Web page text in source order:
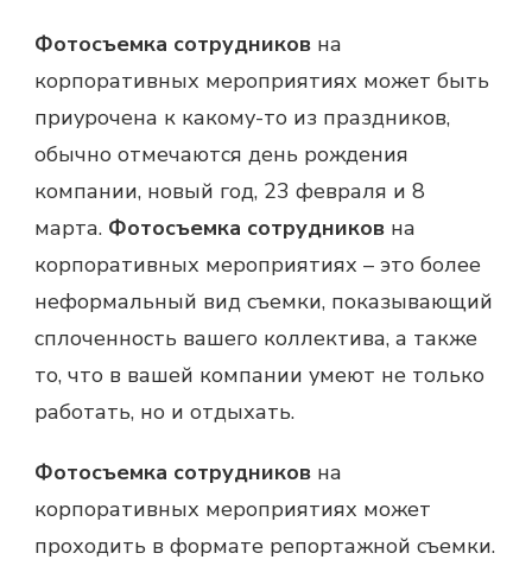
Фотосъемка сотрудников на
корпоративных мероприятиях может быть
приурочена к какому-то из праздников,
обычно отмечаются день рождения
компании, новый год, 23 февраля и 8
марта. Фотосъемка сотрудников на
корпоративных мероприятиях – это более
неформальный вид съемки, показывающий
сплоченность вашего коллектива, а также
то, что в вашей компании умеют не только
работать, но и отдыхать.
Фотосъемка сотрудников на
корпоративных мероприятиях может
проходить в формате репортажной съемки.